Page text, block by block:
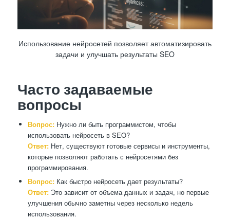
Использование нейросетей позволяет автоматизировать
задачи и улучшать результаты SEO
Часто задаваемые
вопросы
Вопрос:Нужно ли быть программистом, чтобы
использовать нейросеть в SEO?
Ответ:Нет, существуют готовые сервисы и инструменты,
которые позволяют работать с нейросетями без
программирования.
Вопрос:Как быстро нейросеть дает результаты?
Ответ:Это зависит от объема данных и задач, но первые
улучшения обычно заметны через несколько недель
использования.